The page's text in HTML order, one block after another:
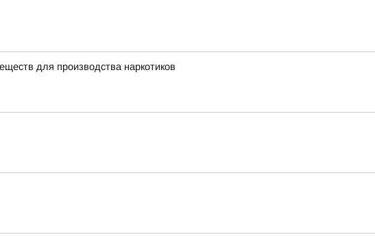
для производства наркотиков